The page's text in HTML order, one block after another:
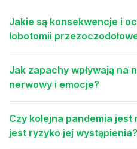
Jakie są konsekwencje i
lobotomii
Jak zapachy wpływają na
nerwowy i emocje?
Czy kolejna pandemia jest
jest ryzyko jej wystąpienia?